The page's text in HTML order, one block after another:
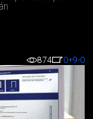
874 0+9-0